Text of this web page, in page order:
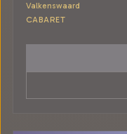
Valkenswaard
CABARET